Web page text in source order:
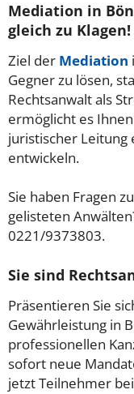
Mediation in
gleich zu Klagen!
Ziel der Mediation
Gegner zu lösen,
Rechtsanwalt als
ermöglicht es
juristischer Leitung
entwickeln.
Sie haben Fragen
gelisteten
0221/9373803.
Sie sind
Präsentieren Sie
Gewährleistung in
professionellen
sofort neue
jetzt Teilnehmer